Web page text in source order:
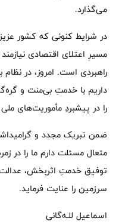
می‌گذارد.
در شرایط کنونی که کشور
مسیرِ اعتلای اقتصادی
راهبردی است. امروز، در نظام
داریم با خدمتِ بی‌منت و
را در پیشبردِ مأموریت‌های
ضمن تبریک مجدد و
متعال مسئلت دارم ما را در
توفیق خدمتِ اثربخش،
سرزمین را عنایت فرماید.
اسماعیل للـه‌گانی